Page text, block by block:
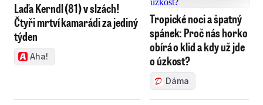
Laďa Kerndl (81) v slzách!
Čtyři mrtví kamarádi za jediný
týden
Aha!
Tropické noci a špatný
spánek: Proč nás horko
obírá o klid a kdy už jde
o úzkost?
Dáma